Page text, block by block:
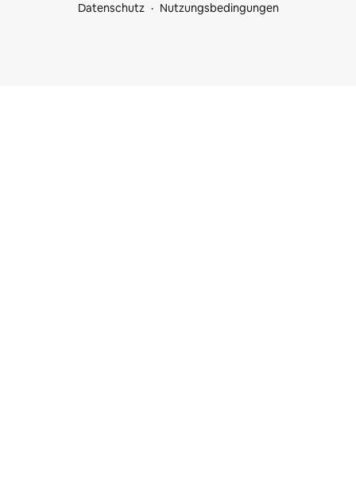
Datenschutz
Nutzungsbedingungen